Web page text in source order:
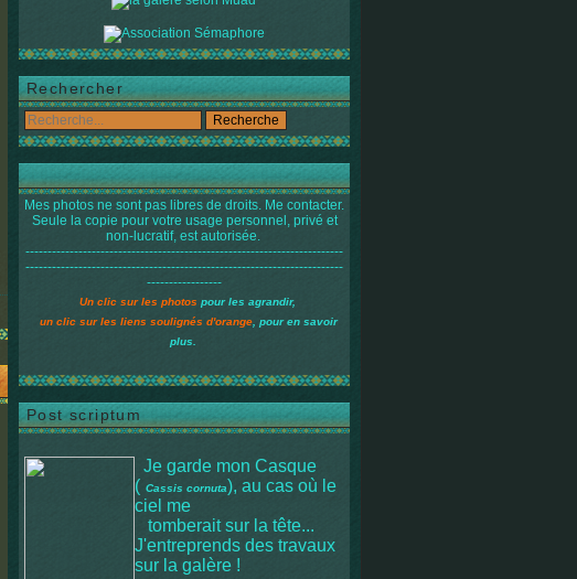
Rechercher
Mes photos ne sont pas libres de droits. Me contacter.
Seule la copie pour votre usage personnel, privé et
non-lucratif, est autorisée.
------------------------------------------------------------------------
------------------------------------------------------------------------
-----------------
Un clic sur les photos pour les agrandir,
un clic sur les liens soulignés d'orange , pour en savoir
plus.
Post scriptum
Je garde mon Casque
( Cassis cornuta), au cas où le
ciel me
tomberait sur la tête...
J'entreprends des travaux
sur la galère !